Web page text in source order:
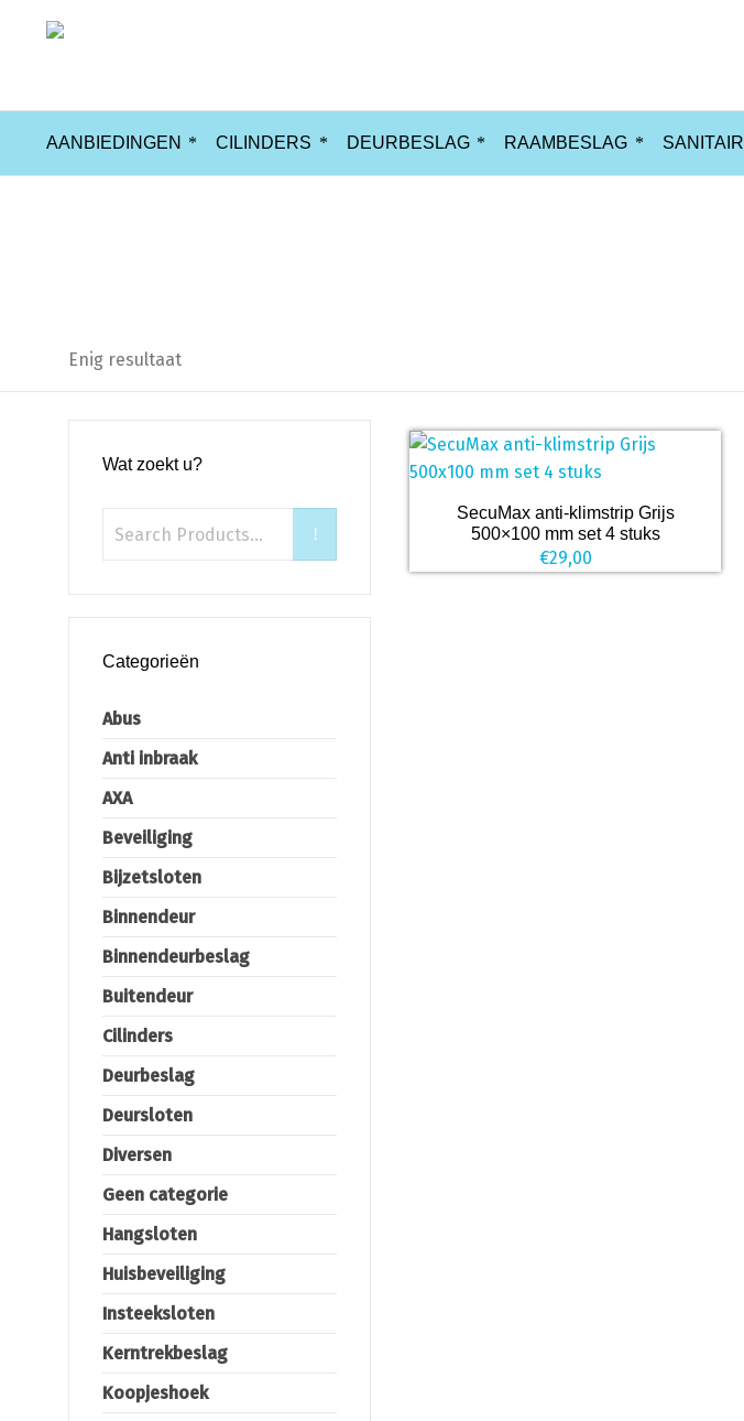
AANBIEDINGEN CILINDERS DEURBESLAG RAAMBESLAG SANITAIR
Enig resultaat
SecuMax anti-klimstrip Grijs
500×100 mm set 4 stuks
€29,00
Wat zoekt u?
Categorieën
Abus
Anti inbraak
AXA
Beveiliging
Bijzetsloten
Binnendeur
Binnendeurbeslag
Buitendeur
Cilinders
Deurbeslag
Deursloten
Diversen
Geen categorie
Hangsloten
Huisbeveiliging
Insteeksloten
Kerntrekbeslag
Koopjeshoek